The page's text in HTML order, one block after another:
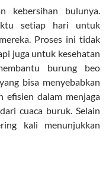
kebersihan bulunya.
setiap hari untuk
Proses ini tidak
juga untuk kesehatan
burung beo
bisa menyebabkan
efisien dalam menjaga
cuaca buruk. Selain
kali menunjukkan